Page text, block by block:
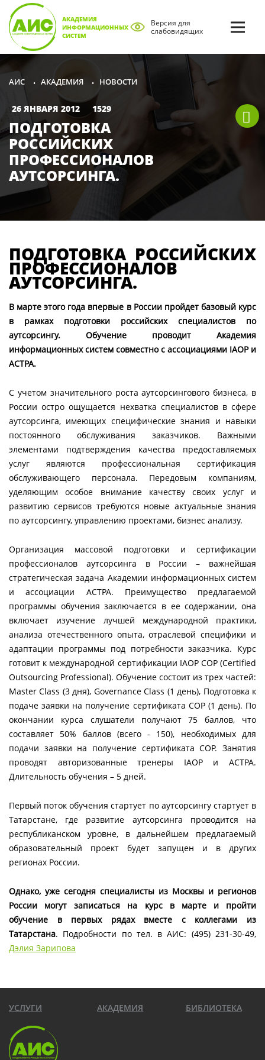
АКАДЕМИЯ
ИНФОРМАЦИОННЫХ
СИСТЕМ
Версия для
слабовидящих
АИС • АКАДЕМИЯ • НОВОСТИ
26 ЯНВАРЯ 2012 1529
ПОДГОТОВКА
РОССИЙСКИХ
ПРОФЕССИОНАЛОВ
АУТСОРСИНГА.
ПОДГОТОВКА РОССИЙСКИХ
ПРОФЕССИОНАЛОВ
АУТСОРСИНГА.
В марте этого года впервые в России пройдет базовый курс
в рамках подготовки российских специалистов по
аутсорсингу. Обучение проводит Академия
информационных систем совместно с ассоциациями IAOP и
АСТРА.
С учетом значительного роста аутсорсингового бизнеса, в
России остро ощущается нехватка специалистов в сфере
аутсорсинга, имеющих специфические знания и навыки
постоянного обслуживания заказчиков. Важными
элементами подтверждения качества предоставляемых
услуг являются профессиональная сертификация
обслуживающего персонала. Передовым компаниям,
уделяющим особое внимание качеству своих услуг и
развитию сервисов требуются новые актуальные знания
по аутсорсингу, управлению проектами, бизнес анализу.
Организация массовой подготовки и сертификации
профессионалов аутсорсинга в России – важнейшая
стратегическая задача Академии информационных систем
и ассоциации АСТРА. Преимущество предлагаемой
программы обучения заключается в ее содержании, она
включает изучение лучшей международной практики,
анализа отечественного опыта, отраслевой специфики и
адаптации программы под потребности заказчика. Курс
готовит к международной сертификации IAOP COP (Certified
Outsourcing Professional). Обучение состоит из трех частей:
Master Class (3 дня), Governance Class (1 день), Подготовка к
подаче заявки на получение сертификата COP (1 день). По
окончании курса слушатели получают 75 баллов, что
составляет 50% баллов (всего - 150), необходимых для
подачи заявки на получение сертификата COP. Занятия
проводят авторизованные тренеры IAOP и АСТРА.
Длительность обучения – 5 дней.
Первый поток обучения стартует по аутсорсингу стартует в
Татарстане, где развитие аутсорсинга проводится на
республиканском уровне, в дальнейшем предлагаемый
образовательный проект будет запущен и в других
регионах России.
Однако, уже сегодня специалисты из Москвы и регионов
России могут записаться на курс в марте и пройти
обучение в первых рядах вместе с коллегами из
Татарстана. Подробности по тел. в АИС: (495) 231-30-49,
Дэлия Зарипова
УСЛУГИ АКАДЕМИЯ БИБЛИОТЕКА